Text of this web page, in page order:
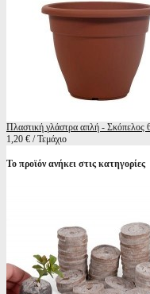
Πλαστική γλάστρα απλή -
1,20 € / Τεμάχιο
Το προϊόν ανήκει στις κατηγορίες